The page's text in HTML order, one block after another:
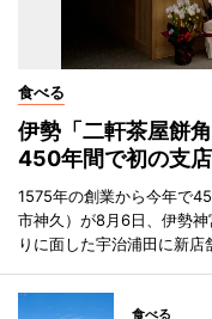
食べる
伊勢「二軒茶屋餅
450年間で初の支店
1575年の創業から今年で
市神久）が8月6日、伊勢
りに面した宇治浦田に新店
食べる